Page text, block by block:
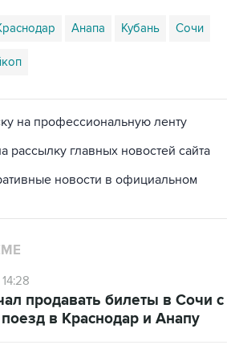
Анапа Кубань Сочи
на профессиональную ленту
рассылку главных новостей сайта
новости в официальном
продавать билеты в Сочи с
в Краснодар и Анапу